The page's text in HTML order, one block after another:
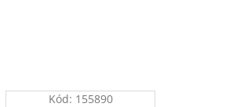
Kód: 155890